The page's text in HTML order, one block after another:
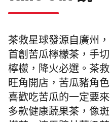
茶救星球發源自廣州
首創苦瓜檸檬茶，手
檸檬，降火必選。茶
旺角開店，苦瓜豬角
喜歡吃苦瓜的一定要
多款健康蔬果茶，像